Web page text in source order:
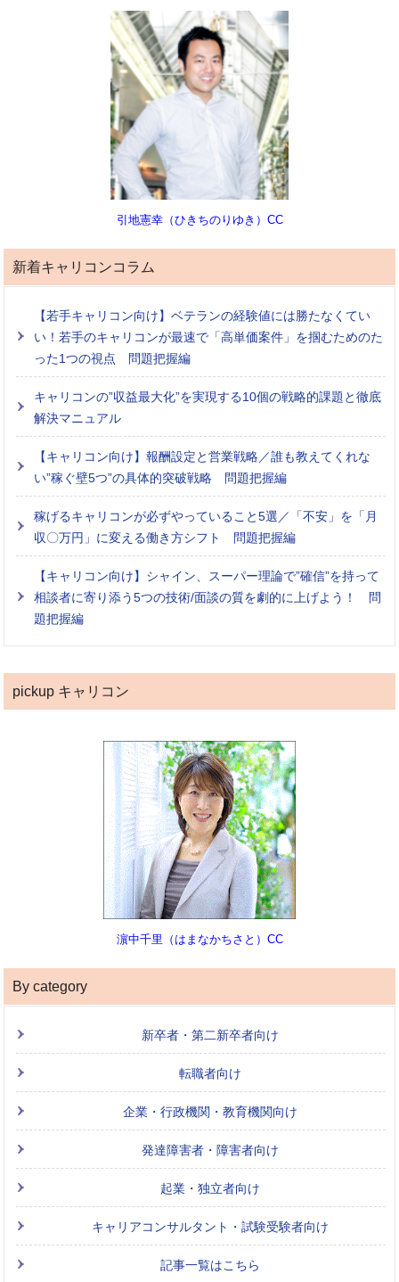
引地憲幸（ひきちのりゆき）CC
新着キャリコンコラム
【若手キャリコン向け】ベテランの経験値には勝たなくてい
い！若手のキャリコンが最速で「高単価案件」を掴むためのた
った1つの視点 問題把握編
キャリコンの”収益最大化”を実現する10個の戦略的課題と徹底
解決マニュアル
【キャリコン向け】報酬設定と営業戦略／誰も教えてくれな
い”稼ぐ壁5つ”の具体的突破戦略 問題把握編
稼げるキャリコンが必ずやっていること5選／「不安」を「月
収〇万円」に変える働き方シフト 問題把握編
【キャリコン向け】シャイン、スーパー理論で”確信”を持って
相談者に寄り添う5つの技術/面談の質を劇的に上げよう！ 問
題把握編
pickup キャリコン
濵中千里（はまなかちさと）CC
By category
新卒者・第二新卒者向け
転職者向け
企業・行政機関・教育機関向け
発達障害者・障害者向け
起業・独立者向け
キャリアコンサルタント・試験受験者向け
記事一覧はこちら